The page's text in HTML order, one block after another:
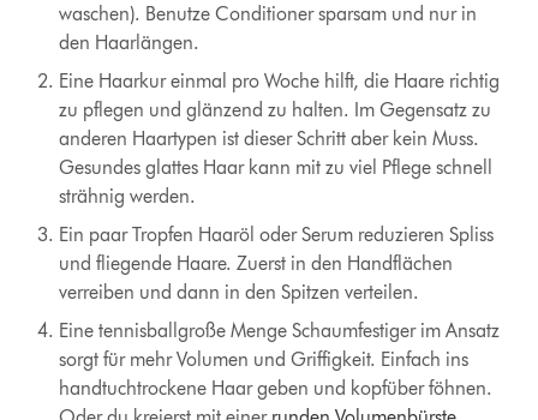
waschen). Benutze Conditioner sparsam und nur in
den Haarlängen.
Eine Haarkur einmal pro Woche hilft, die Haare richtig
zu pflegen und glänzend zu halten. Im Gegensatz zu
anderen Haartypen ist dieser Schritt aber kein Muss.
Gesundes glattes Haar kann mit zu viel Pflege schnell
strähnig werden.
Ein paar Tropfen Haaröl oder Serum reduzieren Spliss
und fliegende Haare. Zuerst in den Handflächen
verreiben und dann in den Spitzen verteilen.
Eine tennisballgroße Menge Schaumfestiger im Ansatz
sorgt für mehr Volumen und Griffigkeit. Einfach ins
handtuchtrockene Haar geben und kopfüber föhnen.